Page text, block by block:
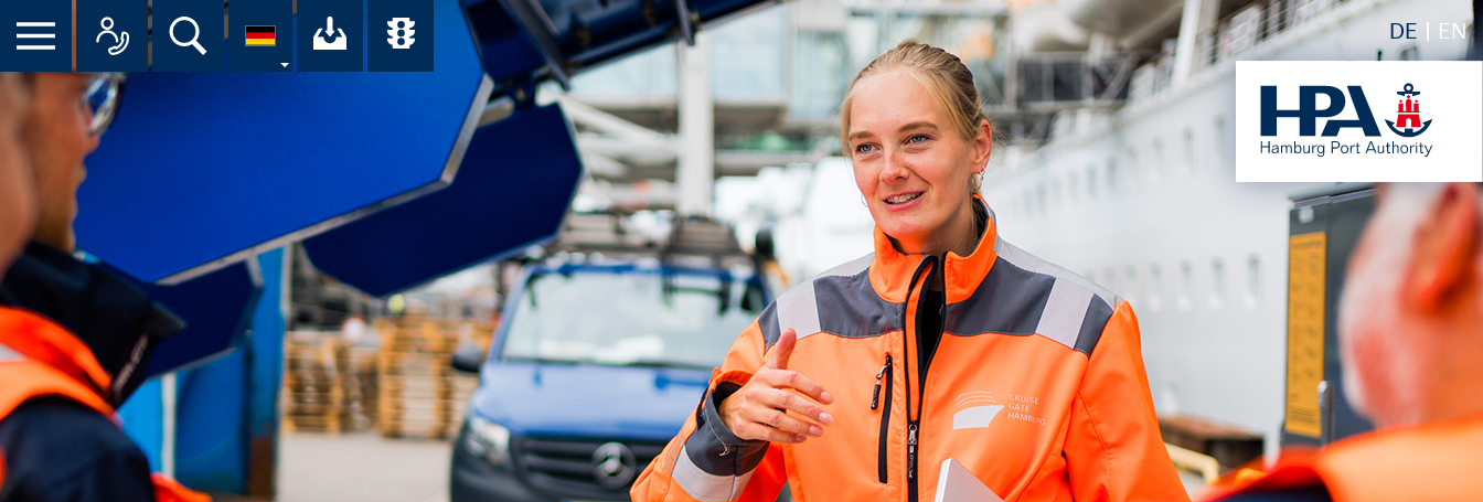
DE EN
Suche Ihr Download-Center der HPA
Übersicht aller Verkehrsmeldungen im Hafen am